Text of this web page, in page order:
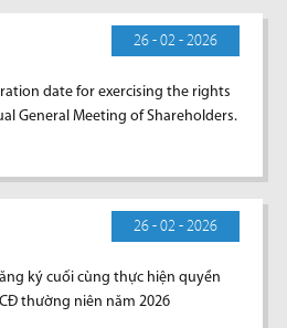
26 - 02 - 2026
date for exercising the rights
General Meeting of Shareholders.
26 - 02 - 2026
ký cuối cùng thực hiện quyền
thường niên năm 2026